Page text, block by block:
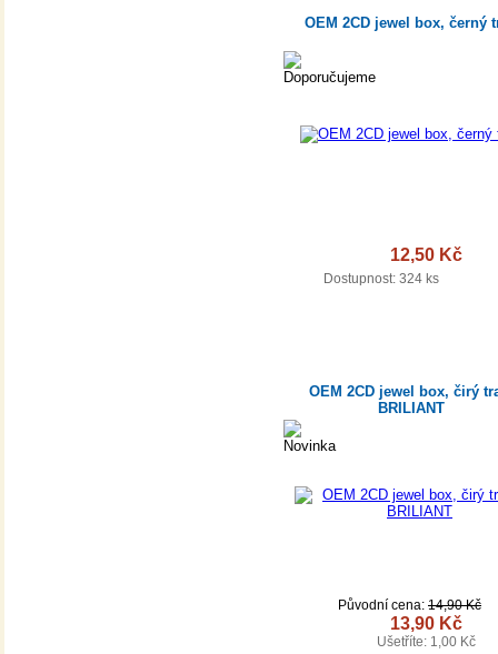
OEM 2CD jewel box, černý
12,50 Kč
Dostupnost: 324 ks
OEM 2CD jewel box, čirý
BRILIANT
Původní cena: 14,90 Kč
13,90 Kč
Ušetříte: 1,00 Kč